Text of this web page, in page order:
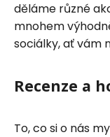
děláme různé
mnohem
sociálky, ať vám
Recenze a
To, co si o nás